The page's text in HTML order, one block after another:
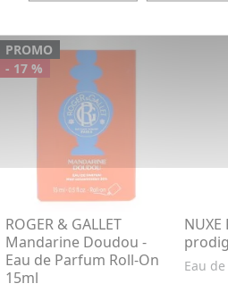
PROMO
- 17 %
ROGER & GALLET
Mandarine Doudou -
Eau de Parfum Roll-On
15ml
Eau